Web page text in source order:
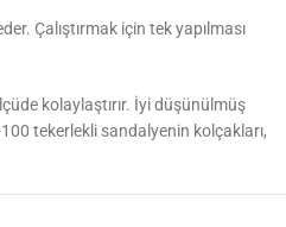
Çalıştırmak için tek yapılması
kolaylaştırır. İyi düşünülmüş
tekerlekli sandalyenin kolçakları,